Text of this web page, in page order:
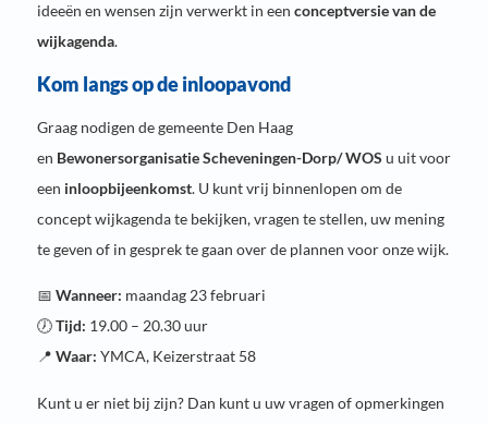
ideeën en wensen zijn verwerkt in een conceptversie van de
wijkagenda.
Kom langs op de inloopavond
Graag nodigen de gemeente Den Haag
en Bewonersorganisatie Scheveningen-Dorp/ WOS u uit voor
een inloopbijeenkomst. U kunt vrij binnenlopen om de
concept wijkagenda te bekijken, vragen te stellen, uw mening
te geven of in gesprek te gaan over de plannen voor onze wijk.
📅 Wanneer: maandag 23 februari
🕖Tijd: 19.00 – 20.30 uur
📍 Waar: YMCA, Keizerstraat 58
Kunt u er niet bij zijn? Dan kunt u uw vragen of opmerkingen